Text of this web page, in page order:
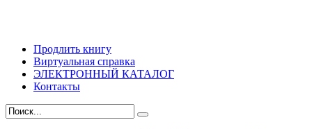
Продлить книгу
Виртуальная справка
ЭЛЕКТРОННЫЙ КАТАЛОГ
Контакты